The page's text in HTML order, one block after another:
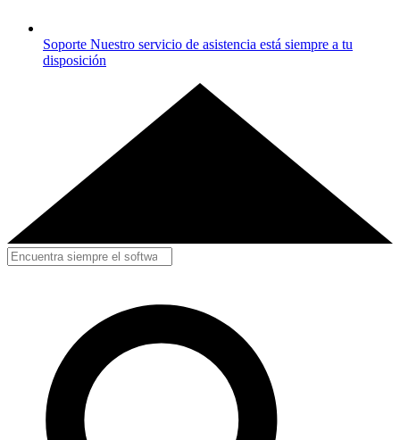
Soporte Nuestro servicio de asistencia está siempre a tu
disposición